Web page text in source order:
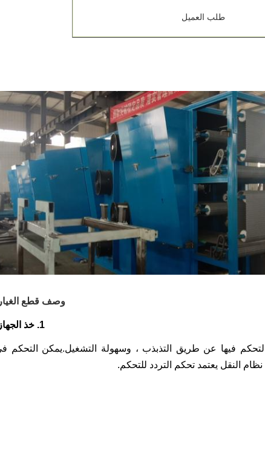
طلب العميل
وصف قطع
1. خذ الجهاز:
فيها عن طريق التذبذب ، وسهولة التشغيل.يمكن التحكم
النقل يعتمد تحكم التردد للتحكم.